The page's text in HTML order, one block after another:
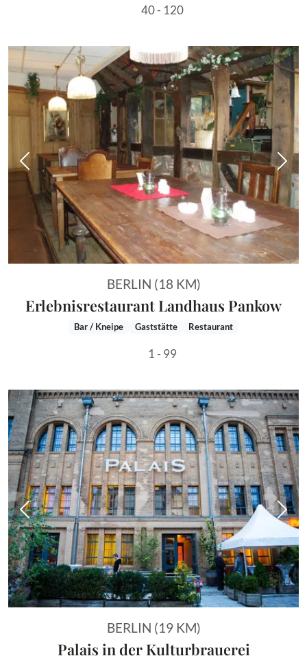
40 - 120
Vorheriges Bild
BERLIN (18 KM)
Erlebnisrestaurant Landhaus Pankow
Bar / Kneipe Gaststätte Restaurant
1 - 99
Vorheriges Bild
BERLIN (19 KM)
Palais in der Kulturbrauerei